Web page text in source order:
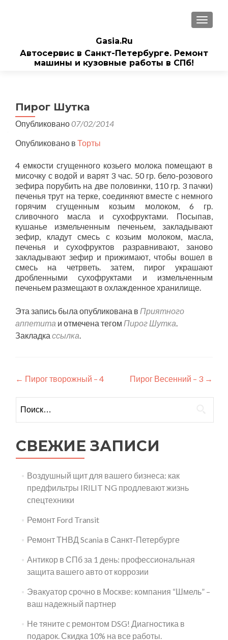
Gasia.Ru
Автосервис в Санкт-Петербурге. Ремонт
машины и кузовные работы в СПб!
Пирог Шутка
Опубликовано07/02/2014
Опубликовано в Торты
4 емкости сгущенного козьего молока помещают в
мисочку с водой и варят 3 час. 50 гр. бело-розового
зефира порубить на две половинки, 110 гр. 3 пачки)
печенья трут на терке, соединяют вместе с немного
горячим сгущенным козьим молоком, 6 гр.
сливочного масла и сухофруктами. Посыпав,
кушанье измельченным печеньем, закладывают
зефир, кладут смесь с козьим молоком, масла,
печенья и сухофруктов разравнивают, заново
закладывают зефир и прижимают, чтобы вошел в
смесь на четрветь. затем, пирог украшают
дробленными сухофруктами и измельченным
печеньем размещают в охлажденное хранилище.
Эта запись была опубликована в Приятного
аппетита и отмечена тегом Пирог Шутка.
Закладка ссылка.
Навигация
по
записям
← Пирог творожный – 4 Пирог Весенний – 3 →
СВЕЖИЕ ЗАПИСИ
Воздушный щит для вашего бизнеса: как
предфильтры IRILIT NG продлевают жизнь
спецтехники
Ремонт Ford Transit
Ремонт ТНВД Scania в Санкт-Петербурге
Антикор в СПб за 1 день: профессиональная
защита вашего авто от коррозии
Эвакуатор срочно в Москве: компания “Шмель” –
ваш надежный партнер
Не тяните с ремонтом DSG! Диагностика в
подарок. Скидка 10% на все работы.